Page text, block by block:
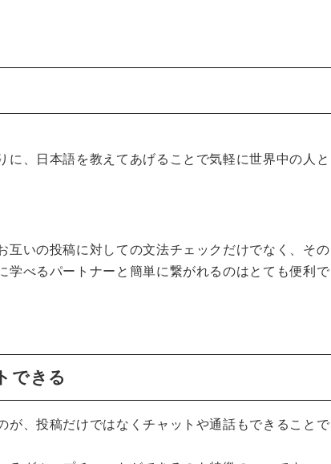
、日本語を教えてあげることで気軽に世界中の人と
いの投稿に対しての文法チェックだけでなく、その
学べるパートナーと簡単に繋がれるのはとても便利で
できる
、投稿だけではなくチャットや通話もできることで